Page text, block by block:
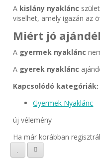
A kislány nyaklánc
viselhet, amely igazán az
Miért jó
A gyermek nyaklánc
A gyerek nyaklánc
Kapcsolódó kategóriák:
Gyermek Nyaklánc
új vélemény
Ha már korábban